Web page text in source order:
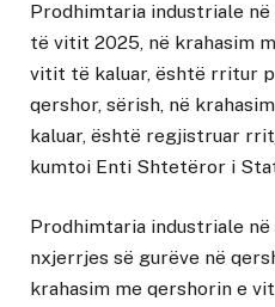
Prodhimtaria industriale
të vitit 2025, në krahasim
vitit të kaluar, është rritur
qershor, sërish, në
kaluar, është regjistruar
kumtoi Enti Shtetëror i
Prodhimtaria industriale
nxjerrjes së gurëve në
krahasim me qershorin e